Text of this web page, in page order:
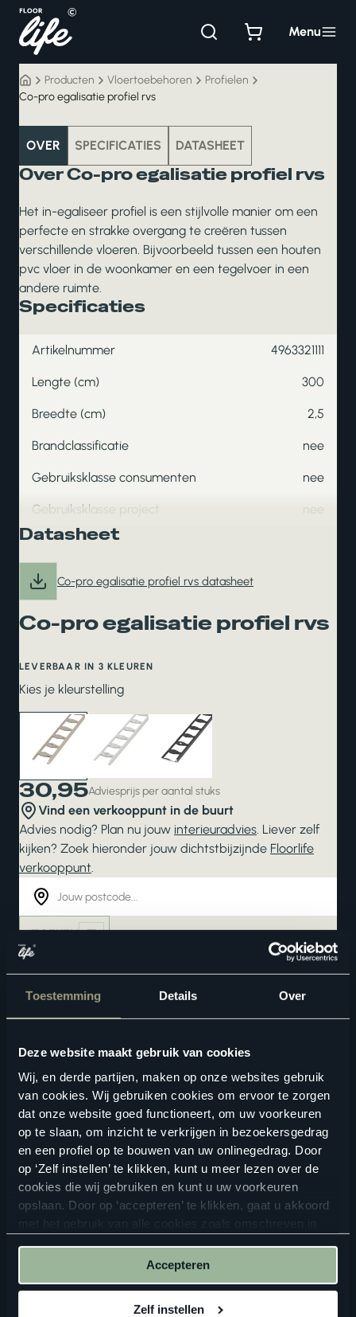
Toestemming Details Over
Deze website maakt gebruik van cookies
Wij, en derde partijen, maken op onze websites gebruik
van cookies. Wij gebruiken cookies om ervoor te zorgen
dat onze website goed functioneert, om uw voorkeuren
op te slaan, om inzicht te verkrijgen in bezoekersgedrag
en een profiel op te bouwen van uw onlinegedrag. Door
op ‘Zelf instellen’ te klikken, kunt u meer lezen over de
cookies die wij gebruiken en kunt u uw voorkeuren
opslaan. Door op ‘accepteren’ te klikken, gaat u akkoord
Accepteren
Zelf instellen
inhoud
Menu
Producten Vloertoebehoren
Profielen
Co-pro egalisatie profiel rvs
vloertoebehoren
OVER SPECIFICATIES DATASHEET
Over Co-pro egalisatie profiel rvs
Het in-egaliseer profiel is een stijlvolle manier om een
perfecte en strakke overgang te creëren tussen
verschillende vloeren. Bijvoorbeeld tussen een houten
pvc vloer in de woonkamer en een tegelvoer in een
andere ruimte.
Specificaties
Artikelnummer 4963321111
Lengte (cm) 300
Breedte (cm) 2,5
Brandclassificatie nee
Gebruiksklasse consumenten nee
Gebruiksklasse project nee
Datasheet
Co-pro egalisatie profiel rvs datasheet
Co-pro egalisatie profiel rvs
LEVERBAAR IN 3 KLEUREN
Kies je kleurstelling
30,95Adviesprijs per aantal stuks
Vind een verkooppunt in de buurt
Advies nodig? Plan nu jouw interieuradvies. Liever zelf
kijken? Zoek hieronder jouw dichtstbijzijnde Floorlife
verkooppunt.
ZOEKEN
ALTIJD IN DE BUURT
Vind een verkooppunt in de buurt